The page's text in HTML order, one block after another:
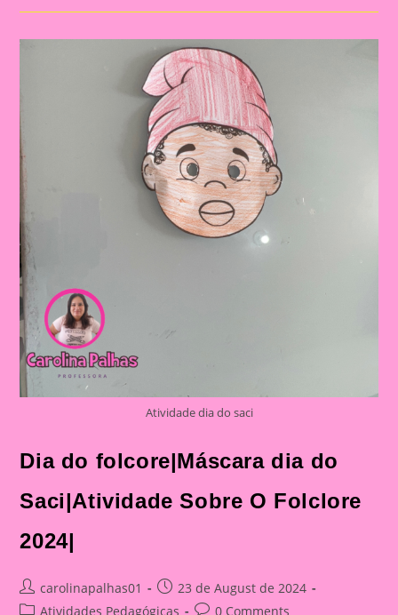
Folclore|Coroa
Goro
Do
Saci
Atividade dia do saci
Dia do folcore|Máscara dia do
Saci|Atividade Sobre O Folclore
2024|
Post
author:
carolinapalhas01
Post
published:
23 de August de 2024
PostAtividades Pedagógicas Post0 Comments